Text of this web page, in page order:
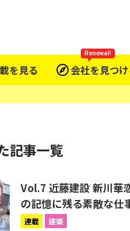
を見る 会社を見つ
Renewal!
記事一覧
Vol.7 近藤建設 新川華
の記憶に残る素敵な仕
連載 建築